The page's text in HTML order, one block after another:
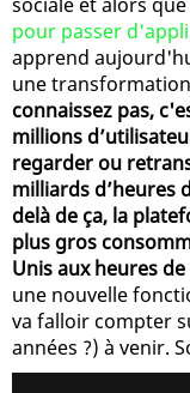
pour passer
apprend
une
connaissez pas,
millions
regarder ou
milliards d’heures
delà de ça, la
plus gros
Unis aux heures
une nouvelle
va falloir compter
années ?) à venir.